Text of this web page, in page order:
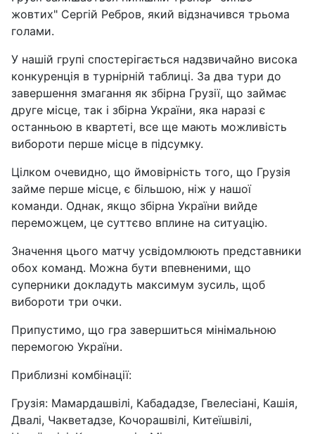
жовтих" Сергій Ребров, який відзначився трьома
голами.
У нашій групі спостерігається надзвичайно висока
конкуренція в турнірній таблиці. За два тури до
завершення змагання як збірна Грузії, що займає
друге місце, так і збірна України, яка наразі є
останньою в квартеті, все ще мають можливість
вибороти перше місце в підсумку.
Цілком очевидно, що ймовірність того, що Грузія
займе перше місце, є більшою, ніж у нашої
команди. Однак, якщо збірна України вийде
переможцем, це суттєво вплине на ситуацію.
Значення цього матчу усвідомлюють представники
обох команд. Можна бути впевненими, що
суперники докладуть максимум зусиль, щоб
вибороти три очки.
Припустимо, що гра завершиться мінімальною
перемогою України.
Приблизні комбінації:
Грузія: Мамардашвілі, Кабададзе, Гвелесіані, Кашія,
Двалі, Чакветадзе, Кочорашвілі, Китеїшвілі,